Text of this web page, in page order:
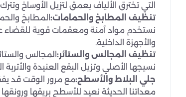
التي تخترق الألياف بعمق لتزيل الأوساخ
تنظيف المطابخ والحمامات: المطابخ
نستخدم مواد آمنة ومعقمات قوية للقضاء
والأجهزة الداخلية.
تنظيف المجالس والستائر: المجالس
نسيجها الأصلي وتزيل البقع العنيدة
جلي البلاط والأسطح:مع مرور الوقت قد
معداتنا الحديثة نعيد للأسطح بريقها